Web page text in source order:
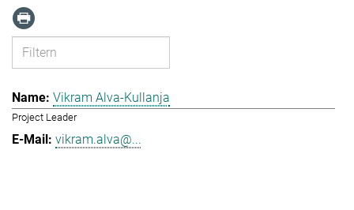
Vikram Alva-Kullanja
Project Leader
vikram.alva@...